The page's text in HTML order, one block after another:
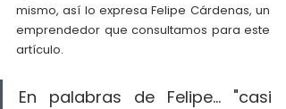
mismo, así lo expresa Felipe Cárdenas, un
emprendedor que consultamos para este
artículo.
En palabras de Felipe... "casi